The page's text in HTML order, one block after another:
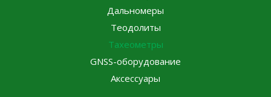
Дальномеры
Теодолиты
Тахеометры
GNSS-оборудование
Аксессуары